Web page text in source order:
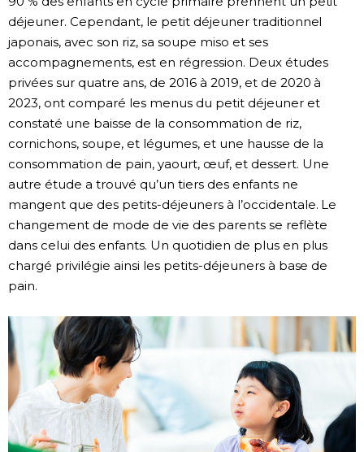
déjeuner. Cependant, le petit déjeuner traditionnel
japonais, avec son riz, sa soupe miso et ses
accompagnements, est en régression. Deux études
privées sur quatre ans, de 2016 à 2019, et de 2020 à
2023, ont comparé les menus du petit déjeuner et
constaté une baisse de la consommation de riz,
cornichons, soupe, et légumes, et une hausse de la
consommation de pain, yaourt, œuf, et dessert. Une
autre étude a trouvé qu’un tiers des enfants ne
mangent que des petits-déjeuners à l’occidentale. Le
changement de mode de vie des parents se reflète
dans celui des enfants. Un quotidien de plus en plus
chargé privilégie ainsi les petits-déjeuners à base de
pain.